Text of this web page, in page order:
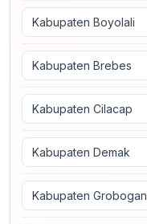
Kabupaten Boyolali
Kabupaten Brebes
Kabupaten Cilacap
Kabupaten Demak
Kabupaten Grobogan